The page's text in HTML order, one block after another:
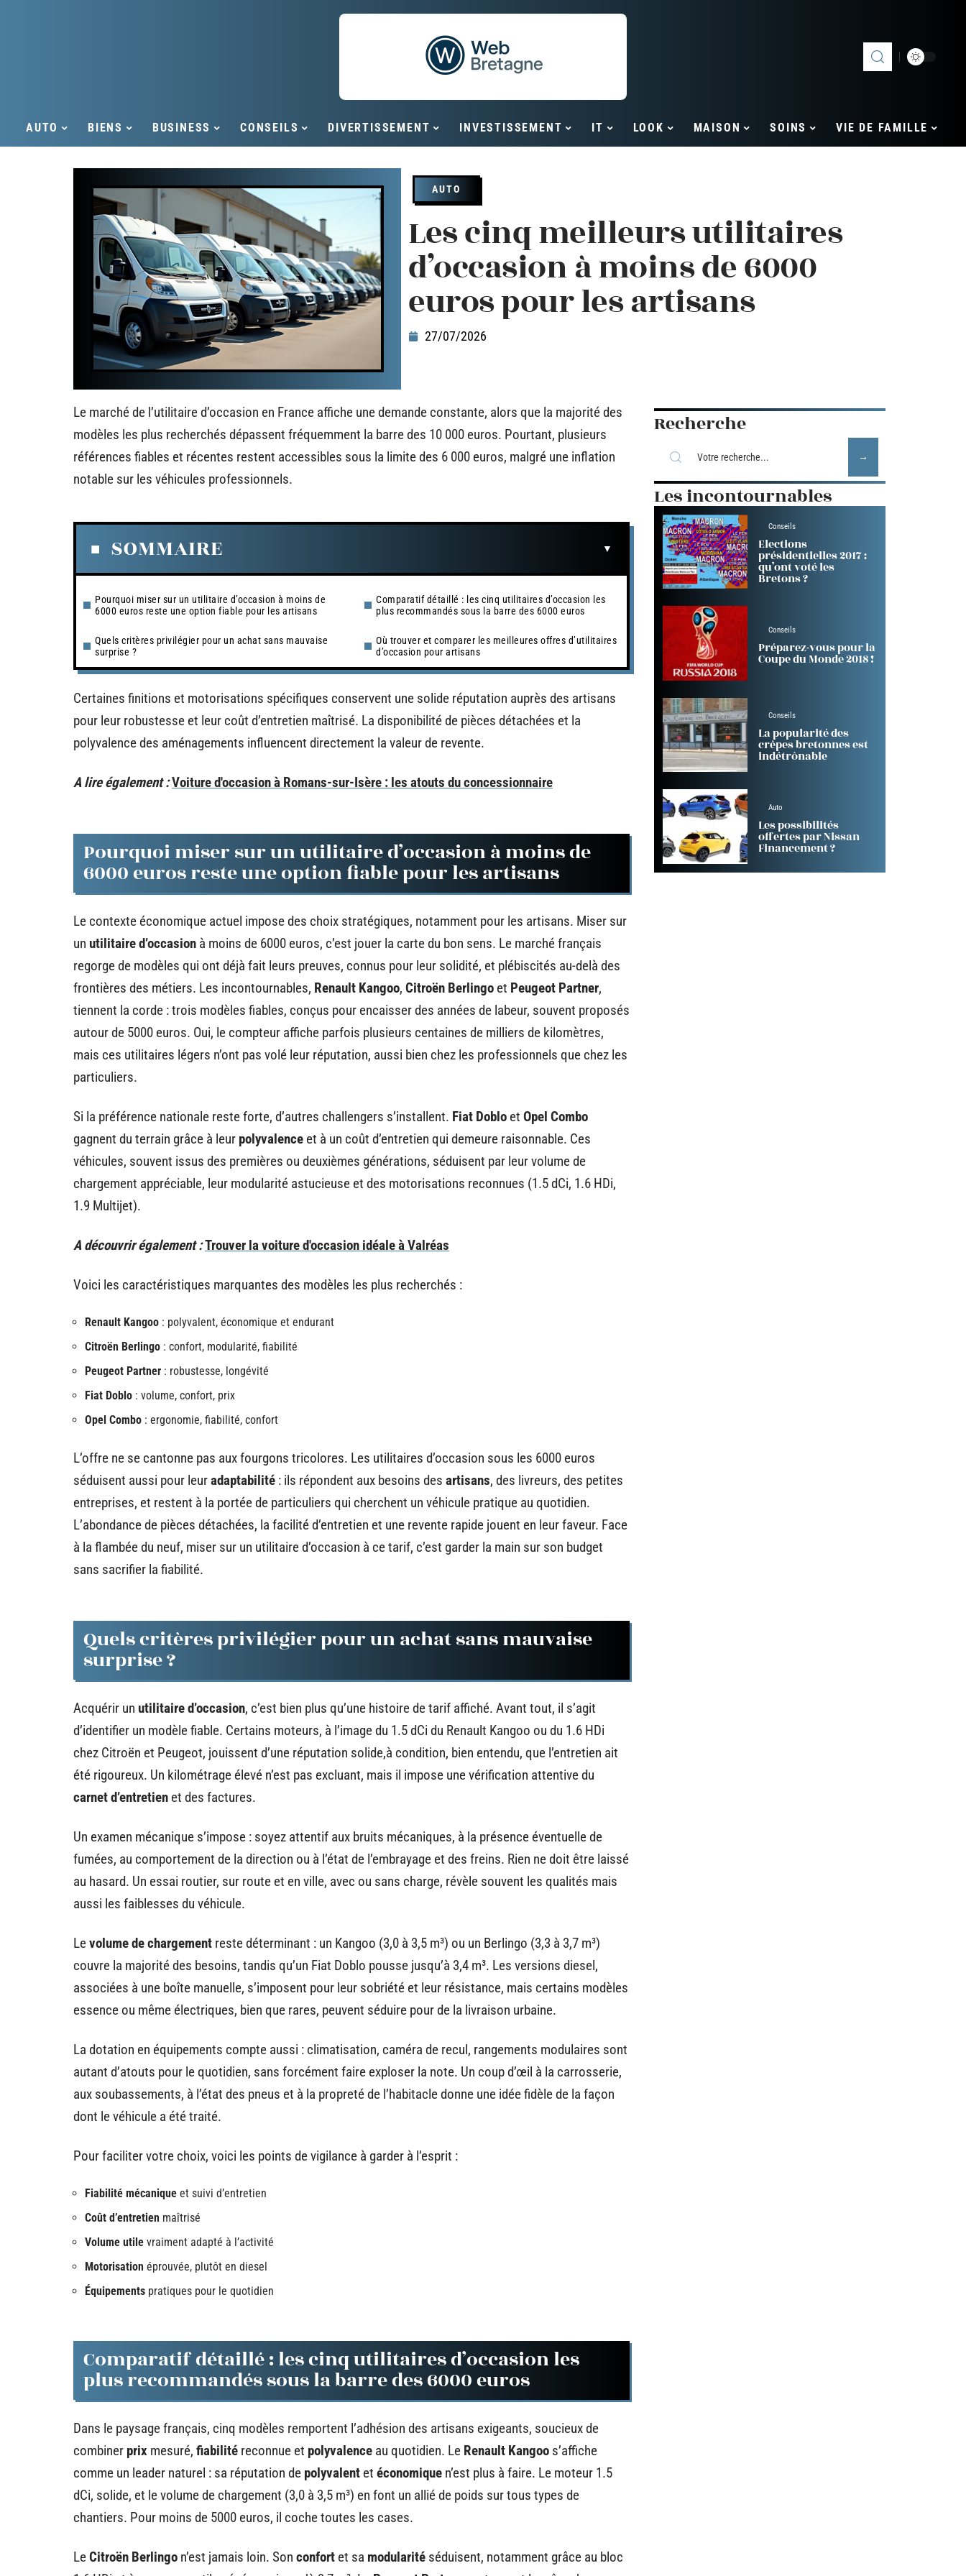
AUTO BIENS BUSINESS CONSEILS DIVERTISSEMENT INVESTISSEMENT IT LOOK MAISON SOINS VIE DE FAMILLE
AUTO
Les cinq meilleurs utilitaires
d’occasion à moins de 6000
euros pour les artisans
27/07/2026
Le marché de l’utilitaire d’occasion en France affiche une demande constante, alors que la majorité des
modèles les plus recherchés dépassent fréquemment la barre des 10 000 euros. Pourtant, plusieurs
références fiables et récentes restent accessibles sous la limite des 6 000 euros, malgré une inflation
notable sur les véhicules professionnels.
SOMMAIRE
Pourquoi miser sur un utilitaire d’occasion à moins de
6000 euros reste une option fiable pour les artisans
Quels critères privilégier pour un achat sans mauvaise
surprise ?
Comparatif détaillé : les cinq utilitaires d’occasion les
plus recommandés sous la barre des 6000 euros
Où trouver et comparer les meilleures offres d’utilitaires
d’occasion pour artisans
Certaines finitions et motorisations spécifiques conservent une solide réputation auprès des artisans
pour leur robustesse et leur coût d’entretien maîtrisé. La disponibilité de pièces détachées et la
polyvalence des aménagements influencent directement la valeur de revente.
A lire également :Voiture d'occasion à Romans-sur-Isère : les atouts du concessionnaire
Pourquoi miser sur un utilitaire d’occasion à moins de
6000 euros reste une option fiable pour les artisans
Le contexte économique actuel impose des choix stratégiques, notamment pour les artisans. Miser sur
un utilitaire d’occasion à moins de 6000 euros, c’est jouer la carte du bon sens. Le marché français
regorge de modèles qui ont déjà fait leurs preuves, connus pour leur solidité, et plébiscités au-delà des
frontières des métiers. Les incontournables, Renault Kangoo, Citroën Berlingo et Peugeot Partner,
tiennent la corde : trois modèles fiables, conçus pour encaisser des années de labeur, souvent proposés
autour de 5000 euros. Oui, le compteur affiche parfois plusieurs centaines de milliers de kilomètres,
mais ces utilitaires légers n’ont pas volé leur réputation, aussi bien chez les professionnels que chez les
particuliers.
Si la préférence nationale reste forte, d’autres challengers s’installent. Fiat Doblo et Opel Combo
gagnent du terrain grâce à leur polyvalence et à un coût d’entretien qui demeure raisonnable. Ces
véhicules, souvent issus des premières ou deuxièmes générations, séduisent par leur volume de
chargement appréciable, leur modularité astucieuse et des motorisations reconnues (1.5 dCi, 1.6 HDi,
1.9 Multijet).
A découvrir également :Trouver la voiture d'occasion idéale à Valréas
Voici les caractéristiques marquantes des modèles les plus recherchés :
Renault Kangoo : polyvalent, économique et endurant
Citroën Berlingo : confort, modularité, fiabilité
Peugeot Partner : robustesse, longévité
Fiat Doblo : volume, confort, prix
Opel Combo : ergonomie, fiabilité, confort
L’offre ne se cantonne pas aux fourgons tricolores. Les utilitaires d’occasion sous les 6000 euros
séduisent aussi pour leuradaptabilité : ils répondent aux besoins des artisans, des livreurs, des petites
entreprises, et restent à la portée de particuliers qui cherchent un véhicule pratique au quotidien.
L’abondance de pièces détachées, la facilité d’entretien et une revente rapide jouent en leur faveur. Face
à la flambée du neuf, miser sur un utilitaire d’occasion à ce tarif, c’est garder la main sur son budget
sans sacrifier la fiabilité.
Quels critères privilégier pour un achat sans mauvaise
surprise ?
Acquérir un utilitaire d’occasion, c’est bien plus qu’une histoire de tarif affiché. Avant tout, il s’agit
d’identifier un modèle fiable. Certains moteurs, à l’image du 1.5 dCi du Renault Kangoo ou du 1.6 HDi
chez Citroën et Peugeot, jouissent d’une réputation solide,à condition, bien entendu, que l’entretien ait
été rigoureux. Un kilométrage élevé n’est pas excluant, mais il impose une vérification attentive du
carnet d’entretien et des factures.
Un examen mécanique s’impose : soyez attentif aux bruits mécaniques, à la présence éventuelle de
fumées, au comportement de la direction ou à l’état de l’embrayage et des freins. Rien ne doit être laissé
au hasard. Un essai routier, sur route et en ville, avec ou sans charge, révèle souvent les qualités mais
aussi les faiblesses du véhicule.
Levolume de chargement reste déterminant : un Kangoo (3,0 à 3,5 m³) ou un Berlingo (3,3 à 3,7 m³)
couvre la majorité des besoins, tandis qu’un Fiat Doblo pousse jusqu’à 3,4 m³. Les versions diesel,
associées à une boîte manuelle, s’imposent pour leur sobriété et leur résistance, mais certains modèles
essence ou même électriques, bien que rares, peuvent séduire pour de la livraison urbaine.
La dotation en équipements compte aussi : climatisation, caméra de recul, rangements modulaires sont
autant d’atouts pour le quotidien, sans forcément faire exploser la note. Un coup d’œil à la carrosserie,
aux soubassements, à l’état des pneus et à la propreté de l’habitacle donne une idée fidèle de la façon
dont le véhicule a été traité.
Pour faciliter votre choix, voici les points de vigilance à garder à l’esprit :
Fiabilité mécanique et suivi d’entretien
Coût d’entretien maîtrisé
Volume utile vraiment adapté à l’activité
Motorisation éprouvée, plutôt en diesel
Équipements pratiques pour le quotidien
Comparatif détaillé : les cinq utilitaires d’occasion les
plus recommandés sous la barre des 6000 euros
Dans le paysage français, cinq modèles remportent l’adhésion des artisans exigeants, soucieux de
combiner prix mesuré, fiabilité reconnue et polyvalence au quotidien. Le Renault Kangoo s’affiche
comme un leader naturel : sa réputation de polyvalent et économique n’est plus à faire. Le moteur 1.5
dCi, solide, et le volume de chargement (3,0 à 3,5 m³) en font un allié de poids sur tous types de
chantiers. Pour moins de 5000 euros, il coche toutes les cases.
LeCitroën Berlingo n’est jamais loin. Son confort et sa modularité séduisent, notamment grâce au bloc
Recherche
Les incontournables
Conseils
Elections
présidentielles 2017 :
qu’ont voté les
Bretons ?
Conseils
Préparez-vous pour la
Coupe du Monde 2018 !
Conseils
La popularité des
crêpes bretonnes est
indétrônable
Auto
Les possibilités
offertes par Nissan
Financement ?